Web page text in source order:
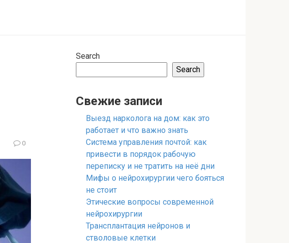
0
Search
Search
Свежие записи
Выезд нарколога на дом: как это
работает и что важно знать
Система управления почтой: как
привести в порядок рабочую
переписку и не тратить на неё дни
Мифы о нейрохирургии чего бояться
не стоит
Этические вопросы современной
нейрохирургии
Трансплантация нейронов и
стволовые клетки